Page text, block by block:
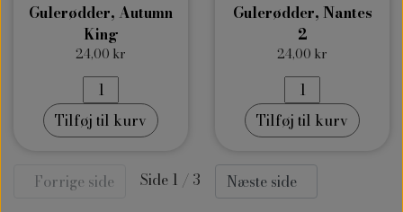
Gulerødder, Autumn
King
24,00 kr
Tilføj til kurv
Gulerødder, Nantes
2
24,00 kr
Tilføj til kurv
Forrige side Side 1 / 3 Næste side